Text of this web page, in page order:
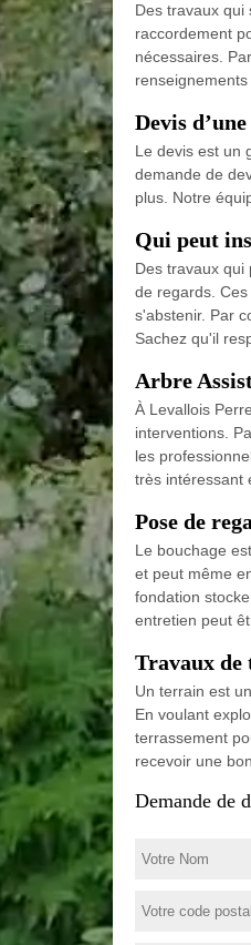
Des travaux qui
raccordement
nécessaires.
Devis
Le devis est un
demande de
plus. Notre
Qui peut
Des travaux qui
de regards.
s'abstenir. Par
Sachez qu'il
Arbre
À Levallois
interventions.
les
très intéressant
Pose de
Le bouchage
et peut même
fondation
entretien peut
Travaux de
Un terrain est
En voulant
terrassement
recevoir une
Demande de